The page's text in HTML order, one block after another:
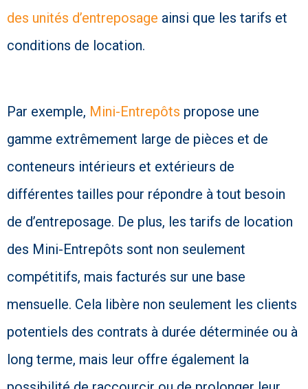
des unités d’entreposage ainsi que les tarifs et
conditions de location.
Par exemple, Mini-Entrepôts propose une
gamme extrêmement large de pièces et de
conteneurs intérieurs et extérieurs de
différentes tailles pour répondre à tout besoin
de d’entreposage. De plus, les tarifs de location
des Mini-Entrepôts sont non seulement
compétitifs, mais facturés sur une base
mensuelle. Cela libère non seulement les clients
potentiels des contrats à durée déterminée ou à
long terme, mais leur offre également la